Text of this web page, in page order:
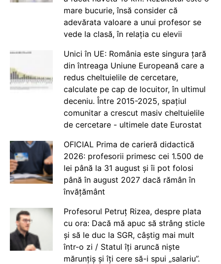
mare bucurie, însă consider că
adevărata valoare a unui profesor se
vede la clasă, în relația cu elevii
Unici în UE: România este singura țară
din întreaga Uniune Europeană care a
redus cheltuielile de cercetare,
calculate pe cap de locuitor, în ultimul
deceniu. Între 2015-2025, spațiul
comunitar a crescut masiv cheltuielile
de cercetare - ultimele date Eurostat
OFICIAL Prima de carieră didactică
2026: profesorii primesc cei 1.500 de
lei până la 31 august și îi pot folosi
până în august 2027 dacă rămân în
învățământ
Profesorul Petruț Rizea, despre plata
cu ora: Dacă mă apuc să strâng sticle
și să le duc la SGR, câștig mai mult
într-o zi / Statul îți aruncă niște
mărunțiș și îți cere să-i spui „salariu”.